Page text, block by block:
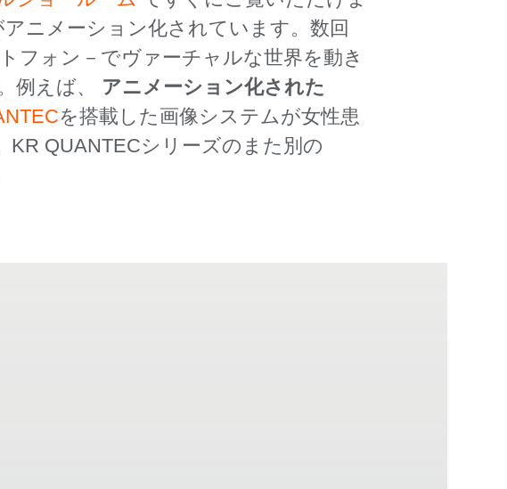
ニメーション化されています。数回
フォン－でヴァーチャルな世界を動き
例えば、 アニメーション化された
を搭載した画像システムが女性患
QUANTECシリーズのまた別の